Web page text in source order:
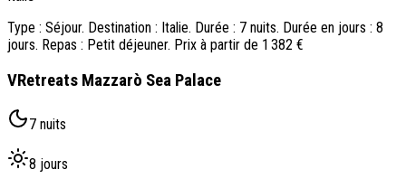
Type : Séjour. Destination : Italie. Durée : 7 nuits. Durée en jours : 8
jours. Repas : Petit déjeuner. Prix à partir de 1 382 €
VRetreats Mazzarò Sea Palace
7 nuits
8 jours